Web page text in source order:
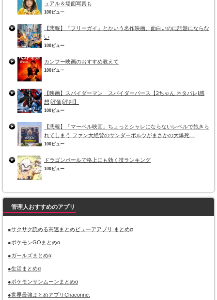
ュアル＆場面写真も
100ビュー
【悲報】『フリーガイ』とかいう名作映画、面白いのに話題にならな
い
100ビュー
カンフー映画のおすすめ教えて
100ビュー
【映画】スパイダーマン スパイダーバース【2ちゃん ネタバレ|感
想|評価|評判】
100ビュー
【悲報】「マーベル映画」ちょっとシャレにならないレベルで飽きら
れてしまう ファン大絶賛のサンダーボルツがまさかの大爆死…
100ビュー
ドラゴンボールで格上にも効く技ランキング
100ビュー
管理人おすすめのアプリ
●サクサク読める高速まとめビューアアプリ まとめα
●ポケモンGOまとめα
●ガールズまとめα
●生活まとめα
●ポケモンサンムーンまとめα
●世界最強まとめアプリChaconne.